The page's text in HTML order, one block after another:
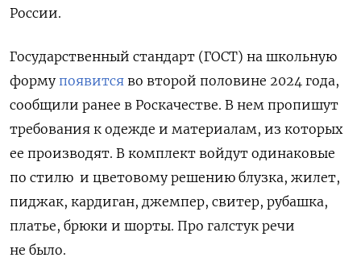
России.
Государственный стандарт (ГОСТ) на школьную
форму появится во второй половине 2024 года,
сообщили ранее в Роскачестве. В нем пропишут
требования к одежде и материалам, из которых
ее производят. В комплект войдут одинаковые
по стилю и цветовому решению блузка, жилет,
пиджак, кардиган, джемпер, свитер, рубашка,
платье, брюки и шорты. Про галстук речи
не было.